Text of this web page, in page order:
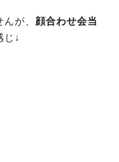
が、 顔合わせ会当
じ↓